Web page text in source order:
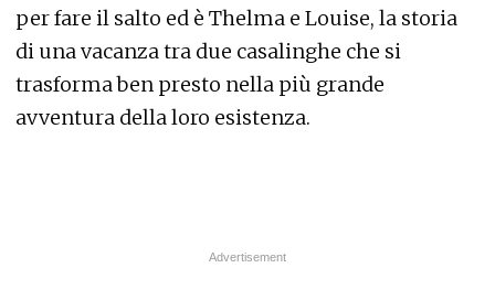
per fare il salto ed è Thelma e Louise, la storia
di una vacanza tra due casalinghe che si
trasforma ben presto nella più grande
avventura della loro esistenza.